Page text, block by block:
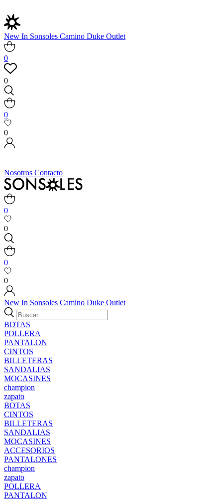
New In Sonsoles Camino Duke Outlet
0
0
0
0
Nosotros Contacto
0
0
0
0
New In Sonsoles Camino Duke Outlet
BOTAS
POLLERA
PANTALON
CINTOS
BILLETERAS
SANDALIAS
MOCASINES
champion
zapato
BOTAS
CINTOS
BILLETERAS
SANDALIAS
MOCASINES
ACCESORIOS
PANTALONES
champion
zapato
POLLERA
PANTALON